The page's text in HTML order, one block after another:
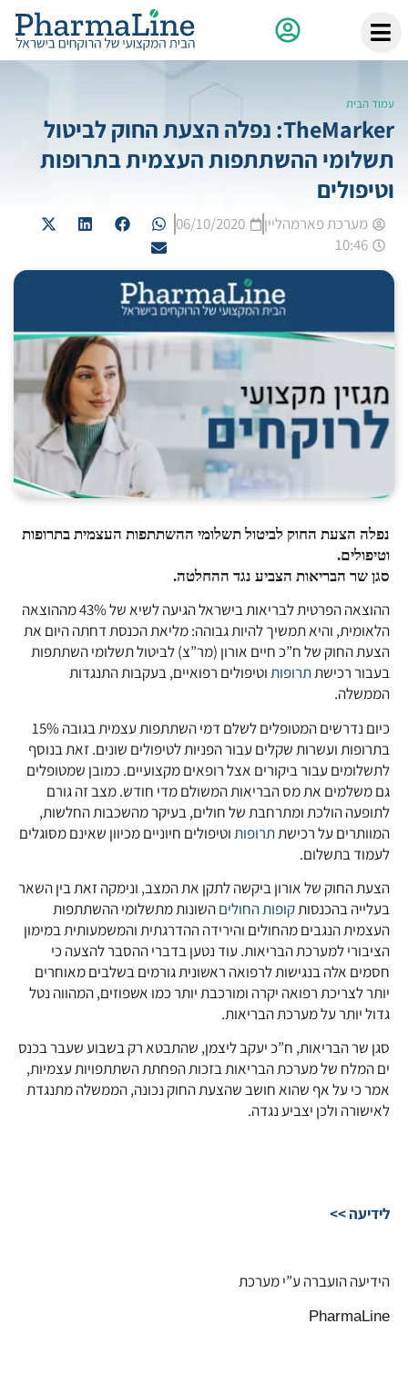
עמוד הבית
TheMarker: נפלה הצעת החוק לביטול
תשלומי ההשתתפות העצמית בתרופות
וטיפולים
מערכת פארמהליין
06/10/2020
10:46
נפלה הצעת החוק לביטול תשלומי ההשתתפות העצמית בתרופות
וטיפולים.
סגן שר הבריאות הצביע נגד ההחלטה.
ההוצאה הפרטית לבריאות בישראל הגיעה לשיא של 43% מההוצאה
הלאומית, והיא תמשיך להיות גבוהה: מליאת הכנסת דחתה היום את
הצעת החוק של ח”כ חיים אורון (מר”צ) לביטול תשלומי השתתפות
בעבור רכישתתרופותוטיפולים רפואיים, בעקבות התנגדות
הממשלה.
כיום נדרשים המטופלים לשלם דמי השתתפות עצמית בגובה 15%
בתרופות ועשרות שקלים עבור הפניות לטיפולים שונים. זאת בנוסף
לתשלומים עבור ביקורים אצל רופאים מקצועיים. כמובן שמטופלים
גם משלמים את מס הבריאות המשולם מדי חודש. מצב זה גורם
לתופעה הולכת ומתרחבת של חולים, בעיקר מהשכבות החלשות,
המוותרים על רכישתתרופותוטיפולים חיוניים מכיוון שאינם מסוגלים
לעמוד בתשלום.
הצעת החוק של אורון ביקשה לתקן את המצב, ונימקה זאת בין השאר
בעלייה בהכנסותקופות החוליםהשונות מתשלומי ההשתתפות
העצמית הנגבים מהחולים והירידה ההדרגתית והמשמעותית במימון
הציבורי למערכת הבריאות. עוד נטען בדברי ההסבר להצעה כי
חסמים אלה בנגישות לרפואה ראשונית גורמים בשלבים מאוחרים
יותר לצריכת רפואה יקרה ומורכבת יותר כמו אשפוזים, המהווה נטל
גדול יותר על מערכת הבריאות.
סגן שר הבריאות, ח”כ יעקב ליצמן, שהתבטא רק בשבוע שעבר בכנס
ים המלח של מערכת הבריאות בזכות הפחתת השתתפויות עצמיות,
אמר כי על אף שהוא חושב שהצעת החוק נכונה, הממשלה מתנגדת
לאישורה ולכן יצביע נגדה.
לידיעה >>
הידיעה הועברה ע”י מערכת
PharmaLine